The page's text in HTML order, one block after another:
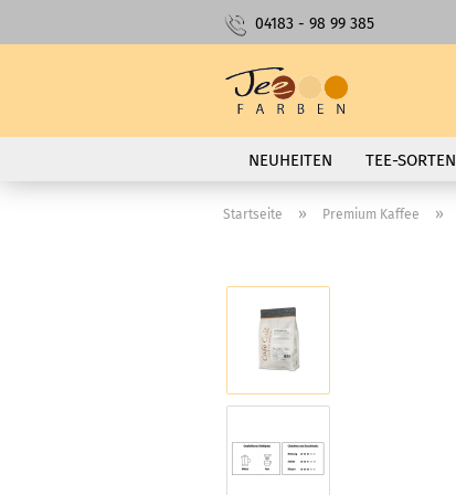
04183 - 98 99 385
NEUHEITEN TEE-SORTEN
Startseite » Premium Kaffee »